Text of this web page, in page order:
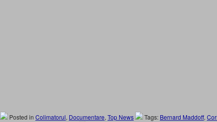
Posted in Colimatorul, Documentare, Top News Tags: Bernard Maddoff,